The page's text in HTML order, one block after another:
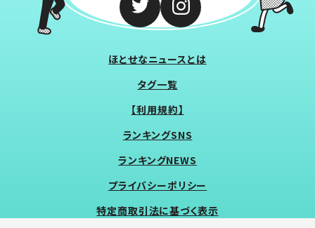
ほとせなニュースとは
タグ一覧
【利用規約】
ランキングSNS
ランキングNEWS
プライバシーポリシー
特定商取引法に基づく表示